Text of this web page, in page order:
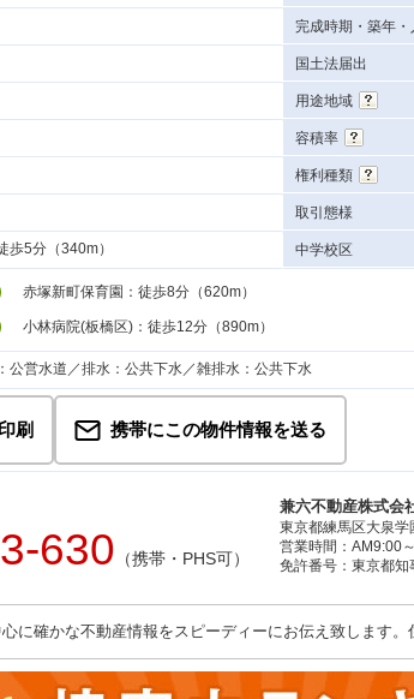
完成時期・築年・
国土法届出
用途地域
容積率
権利種類
取引態様
歩5分（340m） 中学校区
赤塚新町保育園：徒歩8分（620m）
小林病院(板橋区)：徒歩12分（890m）
公営水道／排水：公共下水／雑排水：公共下水
刷 携帯にこの物件情報を送る
630 （携帯・PHS可）
兼六不動産株式会
東京都練馬区大泉学
営業時間：AM9:00
免許番号：東京都
に確かな不動産情報をスピーディーにお伝え致します